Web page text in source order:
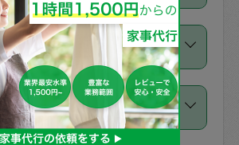
さい。機能をご利用いただくに
カジさんに事前に相談し、合意
申請することが必要です。な
を下回っても、値引き等はござ
。
価格帯の中からタスカジさん自
を選んで設定しています。
さんの価格設定には最初は制限
レビュー件数、レビューの平均
で除々に設定可能な最高額が上
く仕組みになっています。
を教えてください
法はクレジットカード（Visa／
JCB／AMERICAN EXPRESS／
）のみとなります。
ジさんに定期的にお願いする場
なる？